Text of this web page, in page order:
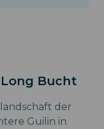
Bucht
der
Guilin in